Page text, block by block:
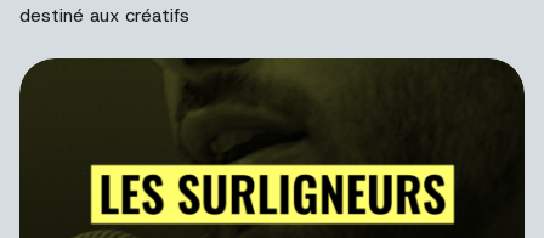
destiné aux créatifs